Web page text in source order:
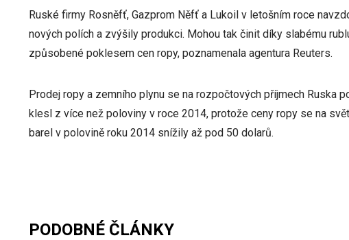
Ruské firmy Rosněfť, Gazprom Něfť a Lukoil v letošním roce
nových polích a zvýšily produkci. Mohou tak činit díky slabému
způsobené poklesem cen ropy, poznamenala agentura Reuters.
Prodej ropy a zemního plynu se na rozpočtových příjmech Ruska
klesl z více než poloviny v roce 2014, protože ceny ropy se na
barel v polovině roku 2014 snížily až pod 50 dolarů.
PODOBNÉ ČLÁNKY